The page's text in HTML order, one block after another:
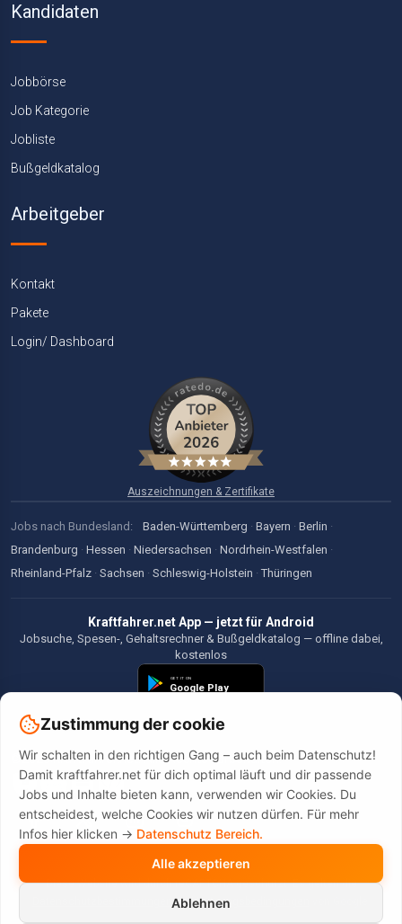
Kandidaten
Jobbörse
Job Kategorie
Jobliste
Bußgeldkatalog
Arbeitgeber
Kontakt
Pakete
Login/ Dashboard
Auszeichnungen & Zertifikate
Jobs nach Bundesland: Baden-Württemberg · Bayern · Berlin ·
Brandenburg · Hessen · Niedersachsen · Nordrhein-Westfalen ·
Rheinland-Pfalz · Sachsen · Schleswig-Holstein · Thüringen
Kraftfahrer.net App — jetzt für Android
Jobsuche, Spesen-, Gehaltsrechner & Bußgeldkatalog — offline dabei,
kostenlos
©2026 Kraftfahrer.net. Alle Rechte vorbehalten.
Diese Website wird durch reCAPTCHA geschützt. Es gelten die
undNutzungsbedingungen
Zustimmung der cookie
Wir schalten in den richtigen Gang – auch beim Datenschutz!
Damit kraftfahrer.net für dich optimal läuft und dir passende
Jobs und Inhalte bieten kann, verwenden wir Cookies. Du
entscheidest, welche Cookies wir nutzen dürfen. Für mehr
Infos hier klicken -> Datenschutz Bereich.
Alle akzeptieren
Ablehnen